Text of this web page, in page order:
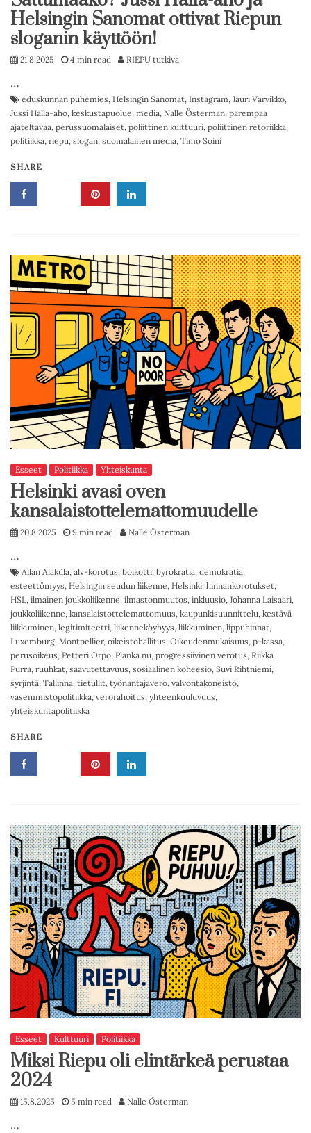
Helsingin Sanomat ottivat Riepun
sloganin käyttöön!
21.8.2025 4 min read RIEPU tutkiva
…
eduskunnan puhemies, Helsingin Sanomat, Instagram, Jauri Varvikko,
Jussi Halla-aho, keskustapuolue, media, Nalle Österman, parempaa
ajateltavaa, perussuomalaiset, poliittinen kulttuuri, poliittinen retoriikka,
politiikka, riepu, slogan, suomalainen media, Timo Soini
SHARE
Esseet Politiikka Yhteiskunta
Helsinki avasi oven
kansalaistottelemattomuudelle
20.8.2025 9 min read Nalle Österman
…
Allan Alaküla, alv-korotus, boikotti, byrokratia, demokratia,
esteettömyys, Helsingin seudun liikenne, Helsinki, hinnankorotukset,
HSL, ilmainen joukkoliikenne, ilmastonmuutos, inkluusio, Johanna Laisaari,
joukkoliikenne, kansalaistottelemattomuus, kaupunkisuunnittelu, kestävä
liikkuminen, legitimiteetti, liikenneköyhyys, liikkuminen, lippuhinnat,
Luxemburg, Montpellier, oikeistohallitus, Oikeudenmukaisuus, p-kassa,
perusoikeus, Petteri Orpo, Planka.nu, progressiivinen verotus, Riikka
Purra, ruuhkat, saavutettavuus, sosiaalinen koheesio, Suvi Rihtniemi,
syrjintä, Tallinna, tietullit, työnantajavero, valvontakoneisto,
vasemmistopolitiikka, verorahoitus, yhteenkuuluvuus,
yhteiskuntapolitiikka
SHARE
Esseet Kulttuuri Politiikka
Miksi Riepu oli elintärkeä perustaa
2024
15.8.2025 5 min read Nalle Österman
…